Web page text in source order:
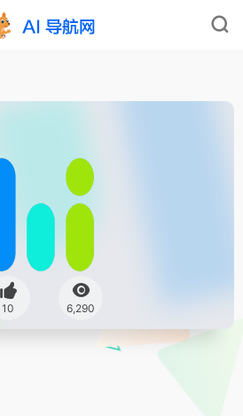
10 6,290